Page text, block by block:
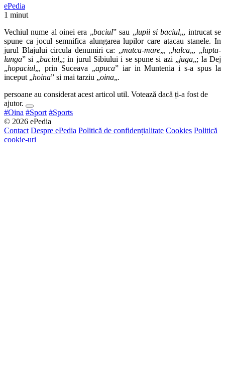
ePedia
1 minut
Vechiul nume al oinei era „baciul” sau „lupii si baciul„, intrucat se
spune ca jocul semnifica alungarea lupilor care atacau stanele. In
jurul Blajului circula denumiri ca: „matca-mare„, „halca„, „lupta-
lunga” si „baciul„; in jurul Sibiului i se spune si azi „juga„; la Dej
„hopaciul„, prin Suceava „apuca” iar in Muntenia i s-a spus la
inceput „hoina” si mai tarziu „oina„.
persoane au considerat acest articol util. Votează dacă ți-a fost de
ajutor.
#Oina #Sport #Sports
© 2026 ePedia
Contact Despre ePedia Politică de confidențialitate Cookies Politică
cookie-uri